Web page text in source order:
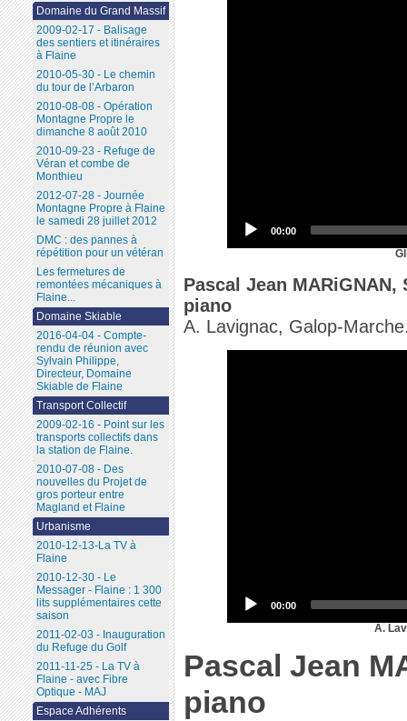
00:00
Pascal Jean
piano
A. Lavignac, Galop-
00:00
A.
Pascal Jean
piano
Domaine du Grand Massif
2009-02-17 - Balisage
des sentiers et itinéraires
à Flaine
2010-05-30 - Le chemin
du tour de l’Arbaron
2010-08-08 - Opération
Montagne Propre le
dimanche 8 août 2010
2010-09-23 - Refuge de
Véran et combe de
Monthieu
2012-07-28 - Journée
Montagne Propre à Flaine
le samedi 28 juillet 2012
DMC : des pannes à
répétition pour un vétéran
Les fermetures de
remontées mécaniques à
Flaine...
Domaine Skiable
2016-04-04 - Compte-
rendu de réunion avec
Sylvain Philippe,
Directeur, Domaine
Skiable de Flaine
Transport Collectif
2009-02-16 - Point sur les
transports collectifs dans
la station de Flaine.
2010-07-08 - Des
nouvelles du Projet de
gros porteur entre
Magland et Flaine
Urbanisme
2010-12-13-La TV à
Flaine
2010-12-30 - Le
Messager - Flaine : 1 300
lits supplémentaires cette
saison
2011-02-03 - Inauguration
du Refuge du Golf
2011-11-25 - La TV à
Flaine - avec Fibre
Optique - MAJ
Espace Adhérents